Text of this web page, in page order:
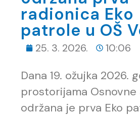
radionica Eko
patrole u OŠ
25. 3. 2026. 10:06
Dana 19. ožujka 2026.
prostorijama Osnovne
održana je prva Eko